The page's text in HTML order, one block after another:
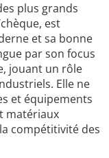
plus grands
est
et sa bonne
par son focus
jouant un rôle
Elle ne
et équipements
matériaux
compétitivité des